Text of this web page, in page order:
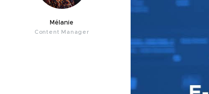
Mélanie
Content Manager